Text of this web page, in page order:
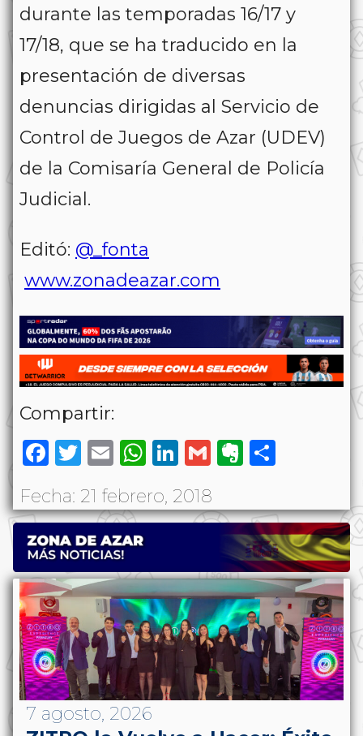
durante las temporadas 16/17 y
17/18, que se ha traducido en la
presentación de diversas
denuncias dirigidas al Servicio de
Control de Juegos de Azar (UDEV)
de la Comisaría General de Policía
Judicial.
Editó: @_fonta
www.zonadeazar.com
Compartir:
Facebook
Twitter
EmailWhatsApp
LinkedIn
GmailEvernote
Fecha: 21 febrero, 2018
7 agosto, 2026